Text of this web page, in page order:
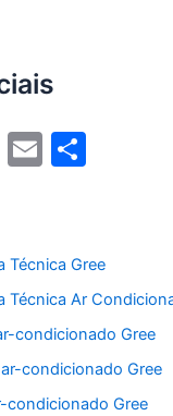
W
s
A
p
p
E
l
e
Técnica Gree
Técnica Ar
condicionado Gree
condicionado Gree
condicionado Gree